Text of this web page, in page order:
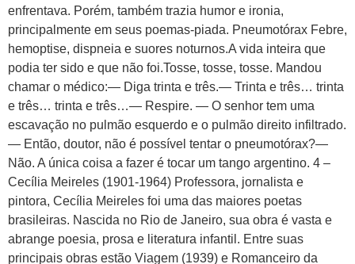
enfrentava. Porém, também trazia humor e ironia,
principalmente em seus poemas-piada. Pneumotórax Febre,
hemoptise, dispneia e suores noturnos.A vida inteira que
podia ter sido e que não foi.Tosse, tosse, tosse. Mandou
chamar o médico:— Diga trinta e três.— Trinta e três… trinta
e três… trinta e três…— Respire. — O senhor tem uma
escavação no pulmão esquerdo e o pulmão direito infiltrado.
— Então, doutor, não é possível tentar o pneumotórax?—
Não. A única coisa a fazer é tocar um tango argentino. 4 –
Cecília Meireles (1901-1964) Professora, jornalista e
pintora, Cecília Meireles foi uma das maiores poetas
brasileiras. Nascida no Rio de Janeiro, sua obra é vasta e
abrange poesia, prosa e literatura infantil. Entre suas
principais obras estão Viagem (1939) e Romanceiro da